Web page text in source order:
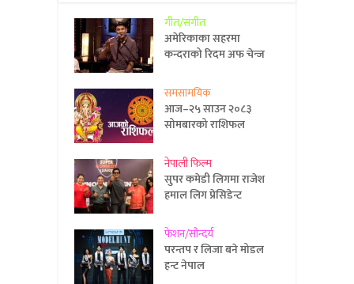
गीत/संगीत
अमेरिकाका सहरमा
कन्दराको रिदम अफ चेन्ज
समसामयिक
आज–२५ साउन २०८३
सोमबारको राशिफल
नेपाली फिल्म
सुपर कमेडी लिगमा राजेश
हमाल लिग प्रेसिडेन्ट
फेशन/सौन्दर्य
परन्तप र लिजा बने मोडल
हन्ट नेपाल